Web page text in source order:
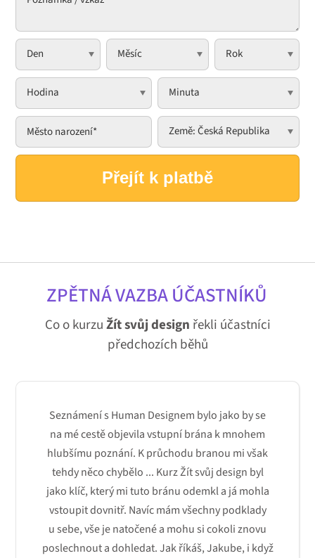
Přejít k platbě
ZPĚTNÁ VAZBA ÚČASTNÍKŮ
Co o kurzuŽít svůj design řekli účastníci
předchozích běhů
Seznámení s Human Designem bylo jako by se
na mé cestě objevila vstupní brána k mnohem
hlubšímu poznání. K průchodu branou mi však
tehdy něco chybělo ... Kurz Žít svůj design byl
jako klíč, který mi tuto bránu odemkl a já mohla
vstoupit dovnitř. Navíc mám všechny podklady
u sebe, vše je natočené a mohu si cokoli znovu
poslechnout a dohledat. Jak říkáš, Jakube, i když